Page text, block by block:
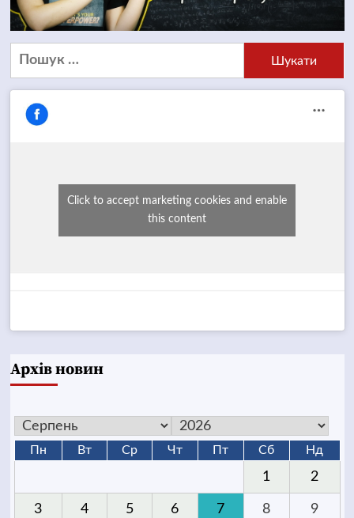
Пошук:
Click to accept marketing cookies and enable
this content
Архів новин
Пн Вт Ср Чт Пт Сб Нд
1 2
3 4 5 6 7 8 9